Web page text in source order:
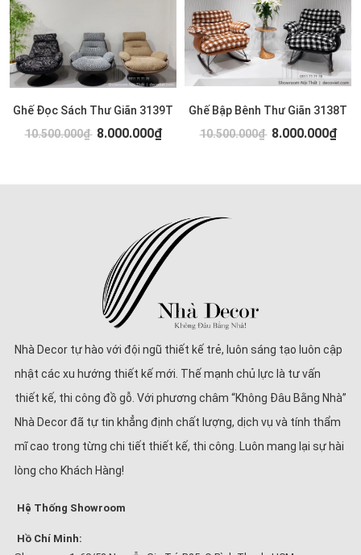
Ghế Đọc Sách Thư Giãn 3139T
10.500.000₫ 8.000.000₫
Ghế Bập Bênh Thư Giãn 3138T
10.500.000₫ 8.000.000₫
Nhà Decor tự hào với đội ngũ thiết kế trẻ, luôn sáng tạo luôn cập
nhật các xu hướng thiết kế mới. Thế mạnh chủ lực là tư vấn
thiết kế, thi công đồ gỗ. Với phương châm “Không Đâu Bằng Nhà”
Nhà Decor đã tự tin khẳng định chất lượng, dịch vụ và tính thẩm
mĩ cao trong từng chi tiết thiết kế, thi công. Luôn mang lại sự hài
lòng cho Khách Hàng!
Hệ Thống Showroom
Hồ Chí Minh: